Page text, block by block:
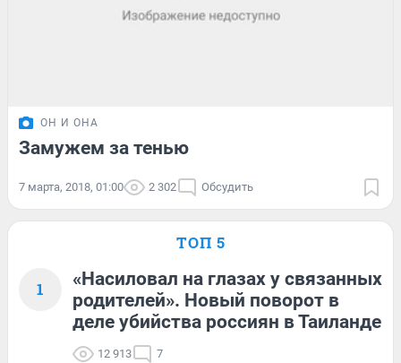
ОН И ОНА
Замужем за тенью
7 марта, 2018, 01:00 2 302 Обсудить
ТОП 5
1
«Насиловал на глазах у связанных
родителей». Новый поворот в
деле убийства россиян в Таиланде
12 913 7